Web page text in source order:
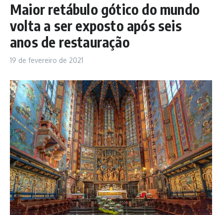
Maior retábulo gótico do mundo
volta a ser exposto após seis
anos de restauração
19 de fevereiro de 2021